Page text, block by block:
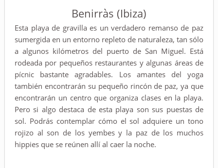
Benirràs (Ibiza)
Esta playa de gravilla es un verdadero remanso de paz
sumergida en un entorno repleto de naturaleza, tan sólo
a algunos kilómetros del puerto de San Miguel. Está
rodeada por pequeños restaurantes y algunas áreas de
pícnic bastante agradables. Los amantes del yoga
también encontrarán su pequeño rincón de paz, ya que
encontrarán un centro que organiza clases en la playa.
Pero si algo destaca de esta playa son sus puestas de
sol. Podrás contemplar cómo el sol adquiere un tono
rojizo al son de los yembes y la paz de los muchos
hippies que se reúnen allí al caer la noche.